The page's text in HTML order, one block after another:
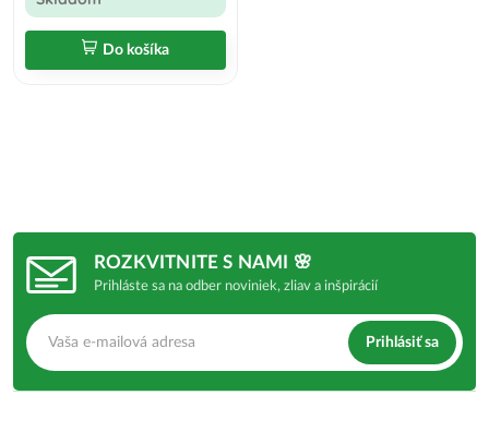
Do košíka
ROZKVITNITE S NAMI 🌸
Prihláste sa na odber noviniek, zliav a inšpirácií
Prihlásiť sa